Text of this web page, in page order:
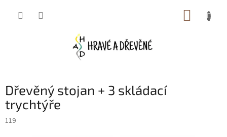
Dřevěný stojan + 3 skládací
trychtýře
119